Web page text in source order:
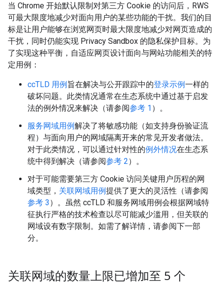
当 Chrome 开始默认限制对第三方 Cookie 的访问后，RWS
可最大限度地减少对面向用户的某些功能的干扰。我们的目
标是让用户能够在浏览网页时最大限度地减少对网页造成的
干扰，同时仍能实现 Privacy Sandbox 的隐私保护目标。为
了实现这种平衡，自适应网页设计面向与网站功能相关的特
定用例：
ccTLD 用例旨在解决与公开跟踪中的登录示例一样的
破坏问题。此类情况通常在生态系统中通过基于启发
法的例外情况来解决（请参阅参考 1 ）。
服务网域用例解决了将敏感功能（如支持身份验证流
程）与面向用户的网域隔离开来的常见开发者做法。
对于此类情况，可以通过针对性的例外情况在生态系
统中得到解决（请参阅参考 2）。
对于可能需要第三方 Cookie 访问关键用户历程的网
域类型， 关联网域用例提供了更大的灵活性（请参阅
参考 3 ）。虽然 ccTLD 和服务网域用例会根据网域特
征执行严格的技术检查以尽可能减少滥用，但关联的
网域设有数字限制。如需了解详情，请参阅下一部
分。
关联网域的数量上限已增加至 5 个